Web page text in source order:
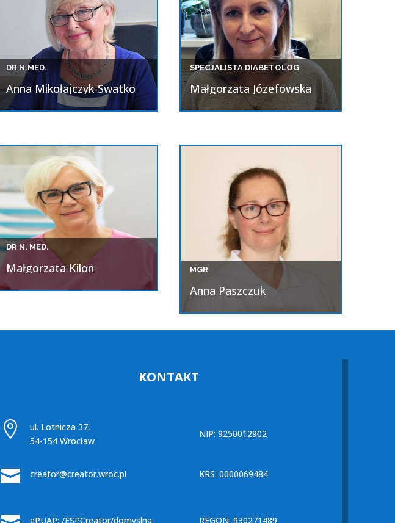
DR N.MED.
Anna Mikołajczyk-Swatko
SPECJALISTA DIABETOLOG
Małgorzata Józefowska
DR N. MED.
Małgorzata Kilon MGR
Anna Paszczuk
KONTAKT

ul. Lotnicza 37,
54-154 Wrocław
NIP: 9250012902
 creator@creator.wroc.pl KRS: 0000069484
ePUAP: /ESPCreator/domyslna REGON: 930271489